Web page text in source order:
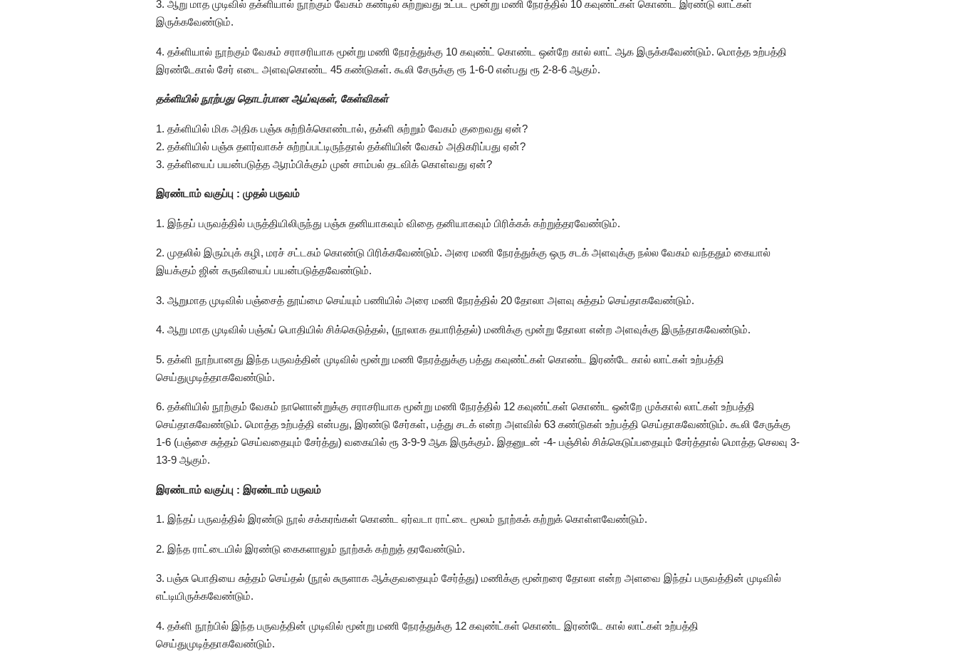
3. ஆறு மாத முடிவில் தக்ளியால் நூற்கும் வேகம் கண்டில் சுற்றுவது உட்பட மூன்று மணி நேரத்தில் 10 கவுண்ட்கள் கொண்ட இரண்டு லாட்கள்
இருக்கவேண்டும்.
4. தக்ளியால் நூற்கும் வேகம் சராசரியாக மூன்று மணி நேரத்துக்கு 10 கவுண்ட் கொண்ட ஒன்றே கால் லாட் ஆக இருக்கவேண்டும். மொத்த உற்பத்தி
இரண்டேகால் சேர் எடை அளவுகொண்ட 45 கண்டுகள். கூலி சேருக்கு ரூ 1-6-0 என்பது ரூ 2-8-6 ஆகும்.
தக்ளியில் நூற்பது தொடர்பான ஆய்வுகள், கேள்விகள்
1. தக்ளியில் மிக அதிக பஞ்சு சுற்றிக்கொண்டால், தக்ளி சுற்றும் வேகம் குறைவது ஏன்?
2. தக்ளியில் பஞ்சு தளர்வாகச் சுற்றப்பட்டிருந்தால் தக்ளியின் வேகம் அதிகரிப்பது ஏன்?
3. தக்ளியைப் பயன்படுத்த ஆரம்பிக்கும் முன் சாம்பல் தடவிக் கொள்வது ஏன்?
இரண்டாம் வகுப்பு : முதல் பருவம்
1. இந்தப் பருவத்தில் பருத்தியிலிருந்து பஞ்சு தனியாகவும் விதை தனியாகவும் பிரிக்கக் கற்றுத்தரவேண்டும்.
2. முதலில் இரும்புக் கழி, மரச் சட்டகம் கொண்டு பிரிக்கவேண்டும். அரை மணி நேரத்துக்கு ஒரு சடக் அளவுக்கு நல்ல வேகம் வந்ததும் கையால்
இயக்கும் ஜின் கருவியைப் பயன்படுத்தவேண்டும்.
3. ஆறுமாத முடிவில் பஞ்சைத் தூய்மை செய்யும் பணியில் அரை மணி நேரத்தில் 20 தோலா அளவு சுத்தம் செய்தாகவேண்டும்.
4. ஆறு மாத முடிவில் பஞ்சுப் பொதியில் சிக்கெடுத்தல், (நூலாக தயாரித்தல்) மணிக்கு மூன்று தோலா என்ற அளவுக்கு இருந்தாகவேண்டும்.
5. தக்ளி நூற்பானது இந்த பருவத்தின் முடிவில் மூன்று மணி நேரத்துக்கு பத்து கவுண்ட்கள் கொண்ட இரண்டே கால் லாட்கள் உற்பத்தி
செய்துமுடித்தாகவேண்டும்.
6. தக்ளியில் நூற்கும் வேகம் நாளொன்றுக்கு சராசரியாக மூன்று மணி நேரத்தில் 12 கவுண்ட்கள் கொண்ட ஒன்றே முக்கால் லாட்கள் உற்பத்தி
செய்தாகவேண்டும். மொத்த உற்பத்தி என்பது, இரண்டு சேர்கள், பத்து சடக் என்ற அளவில் 63 கண்டுகள் உற்பத்தி செய்தாகவேண்டும். கூலி சேருக்கு
1-6 (பஞ்சை சுத்தம் செய்வதையும் சேர்த்து) வகையில் ரூ 3-9-9 ஆக இருக்கும். இதனுடன் -4- பஞ்சில் சிக்கெடுப்பதையும் சேர்த்தால் மொத்த செலவு 3-
13-9 ஆகும்.
இரண்டாம் வகுப்பு : இரண்டாம் பருவம்
1. இந்தப் பருவத்தில் இரண்டு நூல் சக்கரங்கள் கொண்ட ஏர்வடா ராட்டை மூலம் நூற்கக் கற்றுக் கொள்ளவேண்டும்.
2. இந்த ராட்டையில் இரண்டு கைகளாலும் நூற்கக் கற்றுத் தரவேண்டும்.
3. பஞ்சு பொதியை சுத்தம் செய்தல் (நூல் சுருளாக ஆக்குவதையும் சேர்த்து) மணிக்கு மூன்றரை தோலா என்ற அளவை இந்தப் பருவத்தின் முடிவில்
எட்டியிருக்கவேண்டும்.
4. தக்ளி நூற்பில் இந்த பருவத்தின் முடிவில் மூன்று மணி நேரத்துக்கு 12 கவுண்ட்கள் கொண்ட இரண்டே கால் லாட்கள் உற்பத்தி
செய்துமுடித்தாகவேண்டும்.